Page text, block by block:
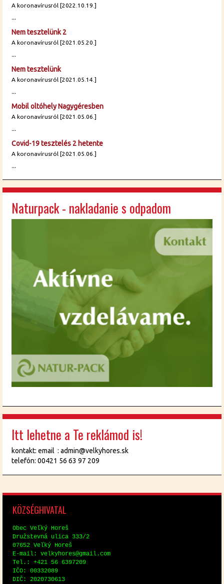
A koronavírusról [2022.10.19.]
...
Nem tesztelünk 2
A koronavírusról [2021.05.20.]
...
Nem tesztelünk
A koronavírusról [2021.05.14.]
...
Mobil oltóhely Nagygéresben
A koronavírusról [2021.05.06.]
...
Covid-19 tesztelés 2 hetente
A koronavírusról [2021.05.06.]
...
Naturpack - nakladanie s odpadom
Itt lehetne a Te reklámod is!
kontakt: email : admin@velkyhores.sk
telefón: 00421 56 63 97 209
KÖZ­SÉG­HI­VA­TAL
Obec Veľký Horeš
Družstev­ná uli­ca 333/2
07652 Veľký Horeš
E-mail: vel­ky­hores@​gmail.​com
Tel.: +421 56 6397209
IČO: 00332089
DIČ: 2020730613